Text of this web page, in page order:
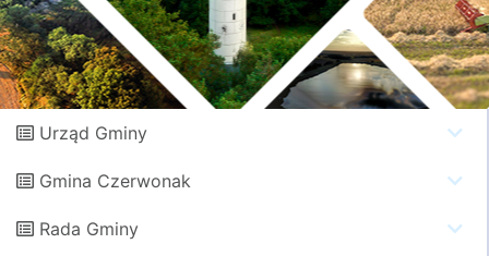
Urząd Gminy
Gmina Czerwonak
Rada Gminy